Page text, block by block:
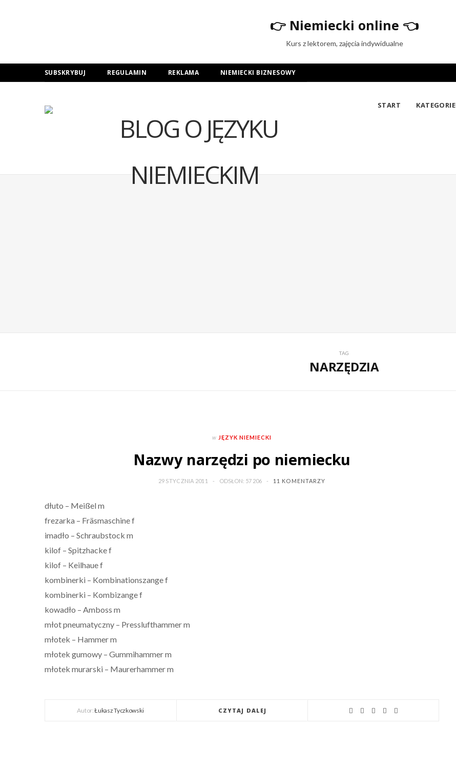
👉 Niemiecki online 👈
Kurs z lektorem, zajęcia indywidualne
SUBSKRYBUJ REGULAMIN REKLAMA NIEMIECKI BIZNESOWY
START KATEGORIE
TAG
NARZĘDZIA
w JĘZYK NIEMIECKI
Nazwy narzędzi po niemiecku
29 STYCZNIA 2011 ODSŁON: 57 206 11 KOMENTARZY
dłuto – Meißel m
frezarka – Fräsmaschine f
imadło – Schraubstock m
kilof – Spitzhacke f
kilof – Keilhaue f
kombinerki – Kombinationszange f
kombinerki – Kombizange f
kowadło – Amboss m
młot pneumatyczny – Presslufthammer m
młotek – Hammer m
młotek gumowy – Gummihammer m
młotek murarski – Maurerhammer m
Autor:Łukasz Tyczkowski CZYTAJ DALEJ